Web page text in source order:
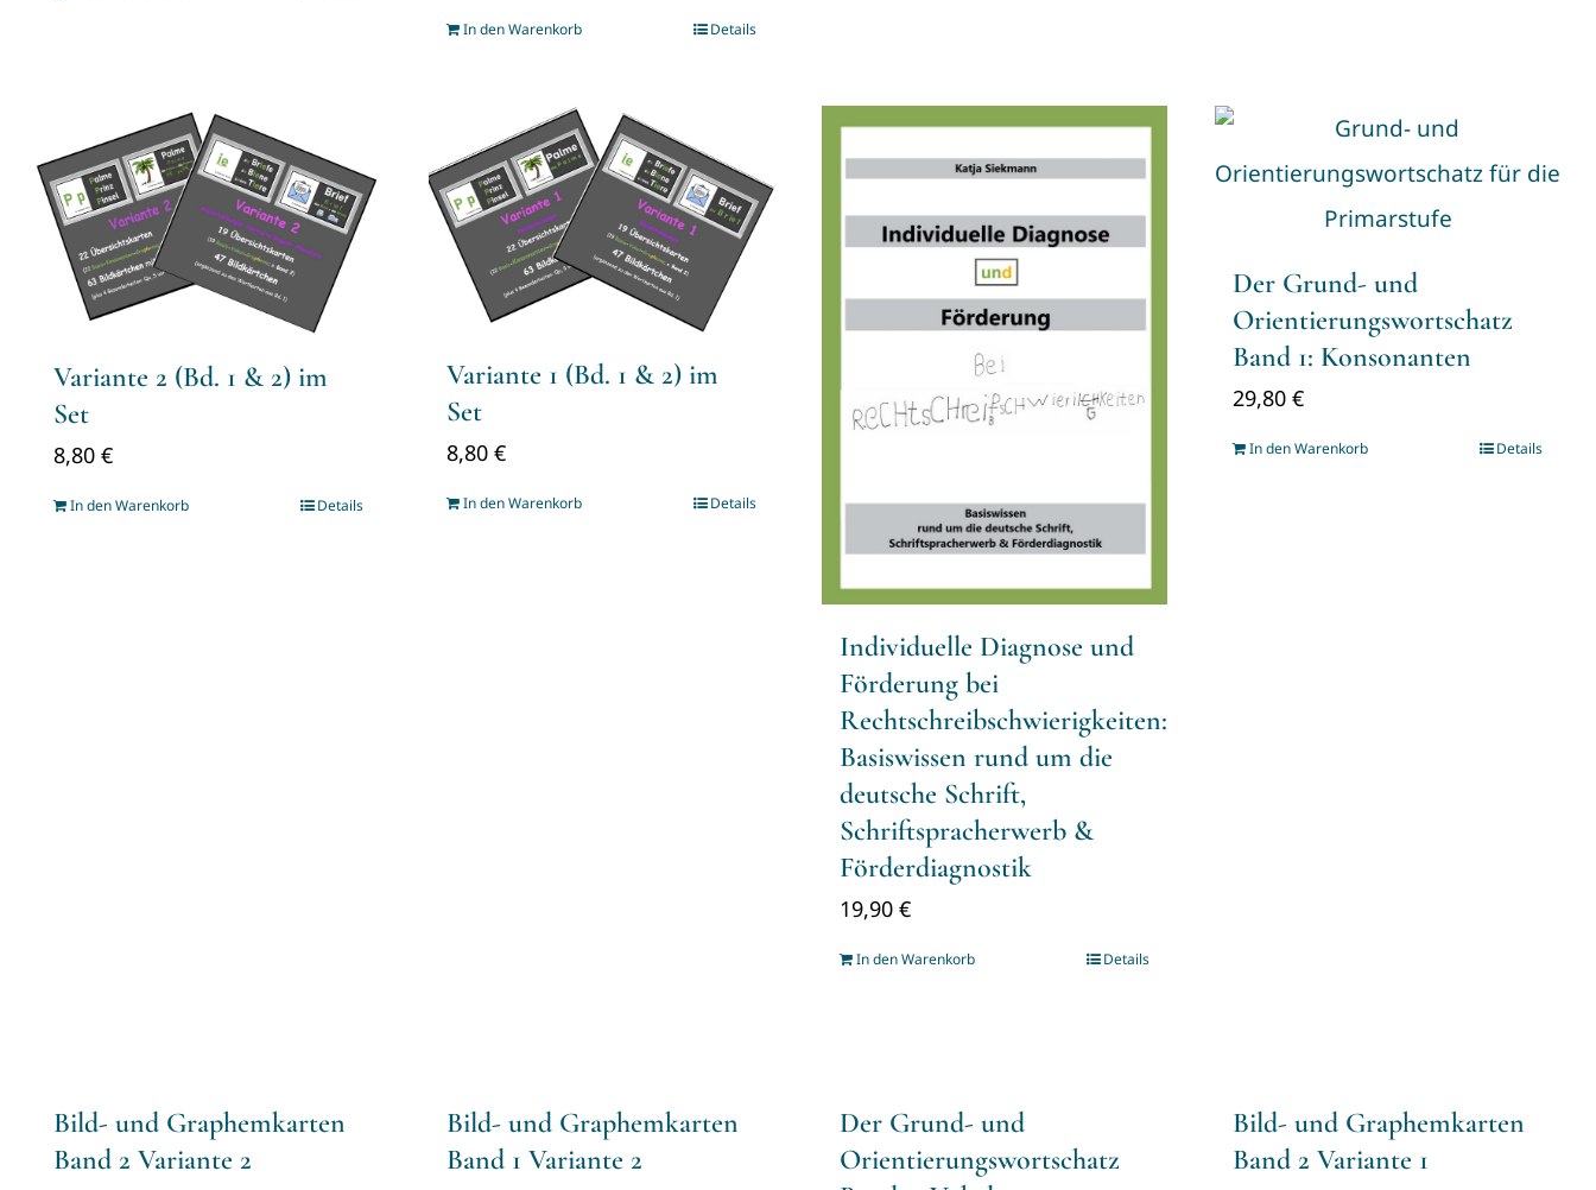
In den Warenkorb Details
Variante 2 (Bd. 1 & 2) im
Set
8,80 €
In den Warenkorb Details
Variante 1 (Bd. 1 & 2) im
Set
8,80 €
In den Warenkorb Details
Individuelle Diagnose und
Förderung bei
Rechtschreibschwierigkeiten:
Basiswissen rund um die
deutsche Schrift,
Schriftspracherwerb &
Förderdiagnostik
19,90 €
In den Warenkorb Details
Der Grund- und
Orientierungswortschatz
Band 1: Konsonanten
29,80 €
In den Warenkorb Details
Bild- und Graphemkarten
Band 2 Variante 2
Bild- und Graphemkarten
Band 1 Variante 2
Der Grund- und
Orientierungswortschatz
Bild- und Graphemkarten
Band 2 Variante 1